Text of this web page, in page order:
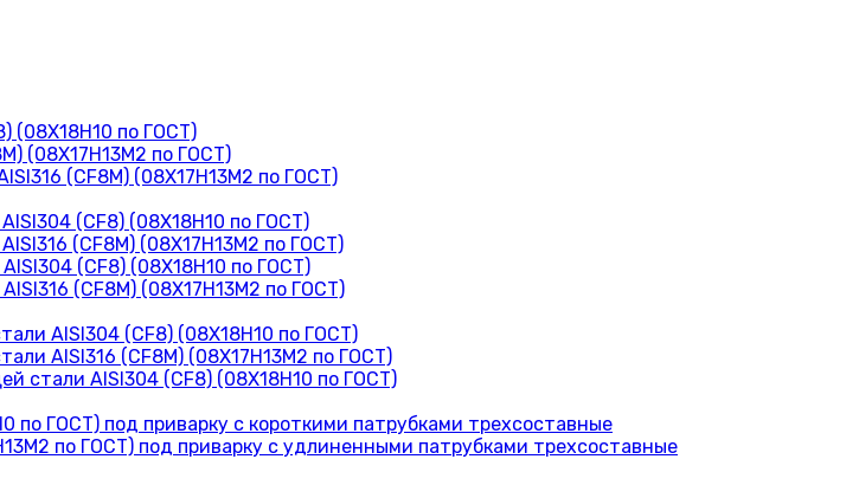
(08Х18Н10 по ГОСТ)
(08Х17Н13М2 по ГОСТ)
(CF8M) (08Х17Н13М2 по ГОСТ)
(CF8) (08Х18Н10 по ГОСТ)
(CF8M) (08Х17Н13М2 по ГОСТ)
(CF8) (08Х18Н10 по ГОСТ)
(CF8M) (08Х17Н13М2 по ГОСТ)
AISI304 (CF8) (08Х18Н10 по ГОСТ)
AISI316 (CF8M) (08Х17Н13М2 по ГОСТ)
стали AISI304 (CF8) (08Х18Н10 по ГОСТ)
ГОСТ) под приварку с короткими патрубками трехсоставные
по ГОСТ) под приварку с удлиненными патрубками трехсоставные